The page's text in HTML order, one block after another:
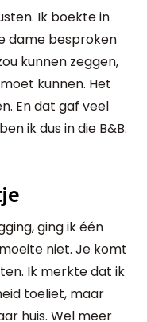
Ik boekte in
dame besproken
kunnen zeggen,
kunnen. Het
En dat gaf veel
ik dus in die B&B.
ging ik één
niet. Je komt
Ik merkte dat ik
toeliet, maar
huis. Wel meer